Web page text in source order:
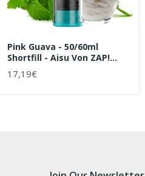
Pink Guava - 50/60ml
Shortfill - Aisu Von ZAP!
17,19€
+ WARENKORB